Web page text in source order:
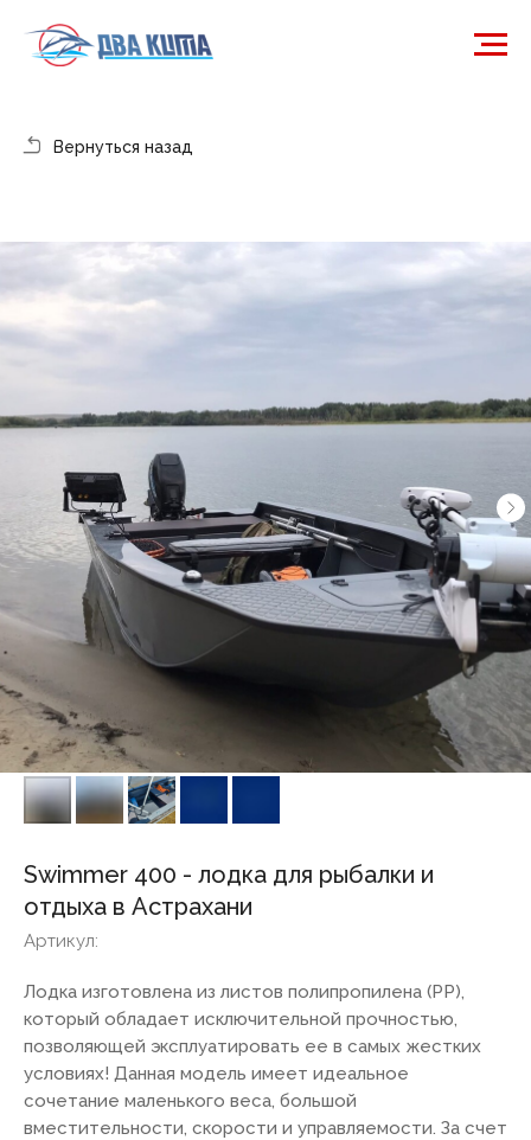
Swimmer 400 - лодка для рыбалки и
отдыха в Астрахани
Артикул:
Лодка изготовлена из листов полипропилена (PP),
который обладает исключительной прочностью,
позволяющей эксплуатировать ее в самых жестких
условиях! Данная модель имеет идеальное
сочетание маленького веса, большой
вместительности, скорости и управляемости. За счет